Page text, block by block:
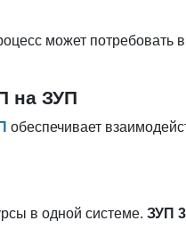
может потребовать
на ЗУП
обеспечивает
в одной системе. ЗУП